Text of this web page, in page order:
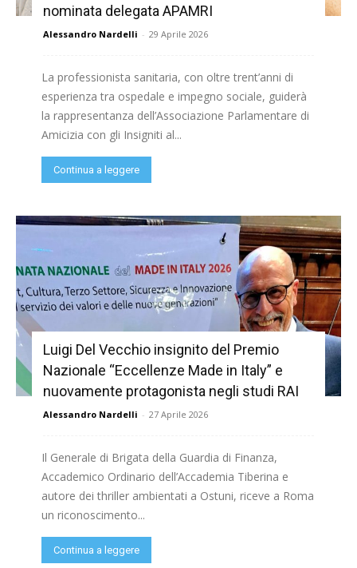
nominata delegata APAMRI
Alessandro Nardelli - 29 Aprile 2026
La professionista sanitaria, con oltre trent’anni di
esperienza tra ospedale e impegno sociale, guiderà
la rappresentanza dell’Associazione Parlamentare di
Amicizia con gli Insigniti al...
Continua a leggere
Luigi Del Vecchio insignito del Premio
Nazionale “Eccellenze Made in Italy” e
nuovamente protagonista negli studi RAI
Alessandro Nardelli - 27 Aprile 2026
Il Generale di Brigata della Guardia di Finanza,
Accademico Ordinario dell’Accademia Tiberina e
autore dei thriller ambientati a Ostuni, riceve a Roma
un riconoscimento...
Continua a leggere